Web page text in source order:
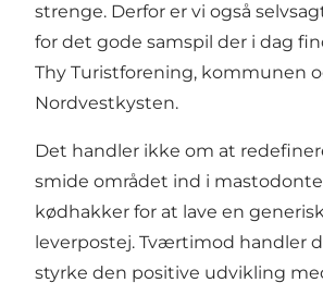
strenge. Derfor er vi også
for det gode samspil der i dag
Thy Turistforening, kommunen
Nordvestkysten.
Det handler ikke om at
smide området ind i
kødhakker for at lave en
leverpostej. Tværtimod handler
styrke den positive udvikling